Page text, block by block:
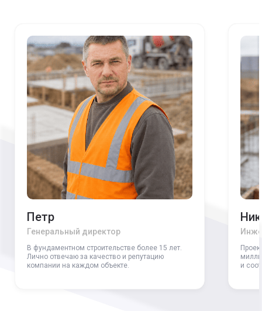
Петр
Генеральный директор
В фундаментном строительстве более 15 лет.
Лично отвечаю за качество и репутацию
компании на каждом объекте.
и